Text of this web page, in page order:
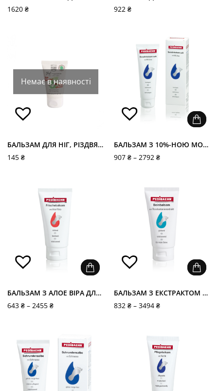
1620 ₴
922 ₴
Немає в наявності
БАЛЬЗАМ ДЛЯ НІГ, РІЗДВЯНА СЕРІЯ
145 ₴
БАЛЬЗАМ З 10%-НОЮ МОЧЕВИНОЮ ДЛЯ НІГ “SENSITIVBALSAM SOFT MIT 10% UREA”, PEDIBAEHR
907 ₴ – 2792 ₴
БАЛЬЗАМ З АЛОЕ ВІРА ДЛЯ НІГ (FRISCHEBALSAM), PEDIBAEHR
643 ₴ – 2455 ₴
БАЛЬЗАМ З ЕКСТРАКТОМ КІНСЬКОГО КАШТАНУ ДЛЯ НІГ (BEINBALSAM MIT ROSSKASTANIENEXTRAKT), PEDIBAEHR
832 ₴ – 3494 ₴